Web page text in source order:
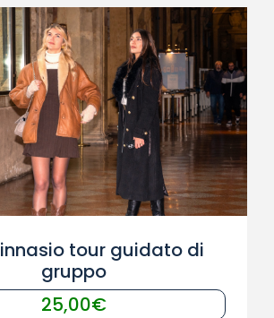
tour guidato di
gruppo
25,00€